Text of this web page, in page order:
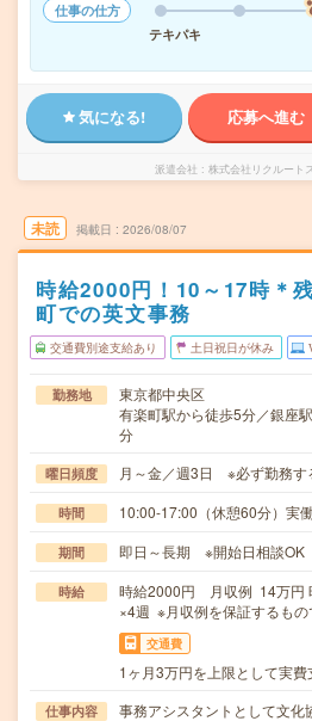
仕事の仕方
テキパキ
気になる! 応募へ進む
派遣会社 株式会社リクルート
未読 掲載日 2026/08/07
時給2000円！10～17時＊
町での英文事務
交通費別途支給あり 土日祝日が休み
勤務地
東京都中央区
有楽町駅から徒歩5分／銀座
分
曜日頻度 月～金／週3日 ※必ず勤務す
時間 10:00-17:00（休憩60分）実
期間 即日～長期 ※開始日相談OK
時給
時給2000円 月収例 14万円
×4週 ※月収例を保証するもの
交通費
1ヶ月3万円を上限として実費
仕事内容
事務アシスタントとして文